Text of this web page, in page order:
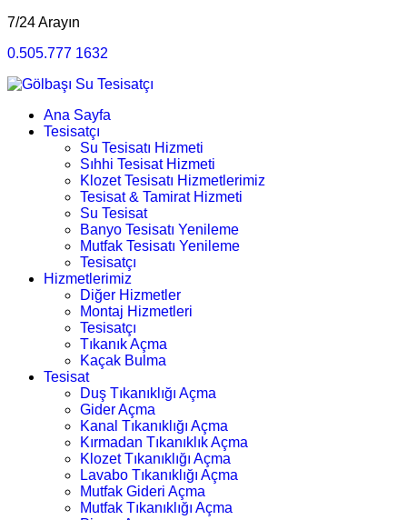
7/24 Arayın
0.505.777 1632
Ana Sayfa
Tesisatçı
Su Tesisatı Hizmeti
Sıhhi Tesisat Hizmeti
Klozet Tesisatı Hizmetlerimiz
Tesisat & Tamirat Hizmeti
Su Tesisat
Banyo Tesisatı Yenileme
Mutfak Tesisatı Yenileme
Tesisatçı
Hizmetlerimiz
Diğer Hizmetler
Montaj Hizmetleri
Tesisatçı
Tıkanık Açma
Kaçak Bulma
Tesisat
Duş Tıkanıklığı Açma
Gider Açma
Kanal Tıkanıklığı Açma
Kırmadan Tıkanıklık Açma
Klozet Tıkanıklığı Açma
Lavabo Tıkanıklığı Açma
Mutfak Gideri Açma
Mutfak Tıkanıklığı Açma